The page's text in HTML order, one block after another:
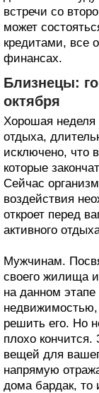
встречи со
может
кредитами, все
финансах.
Близнецы:
октября
Хорошая неделя
отдыха,
исключено, что
которые
Сейчас
воздействия
откроет перед
активного
Мужчинам.
своего жилища
на данном
решить его. Но
плохо
вещей для
напрямую
дома бардак, то